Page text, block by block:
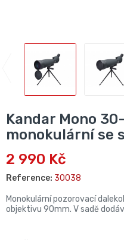
Kandar Mono
monokulární se
2 990 Kč
Reference: 30038
Monokulární pozorovací
objektivu 90mm. V sadě